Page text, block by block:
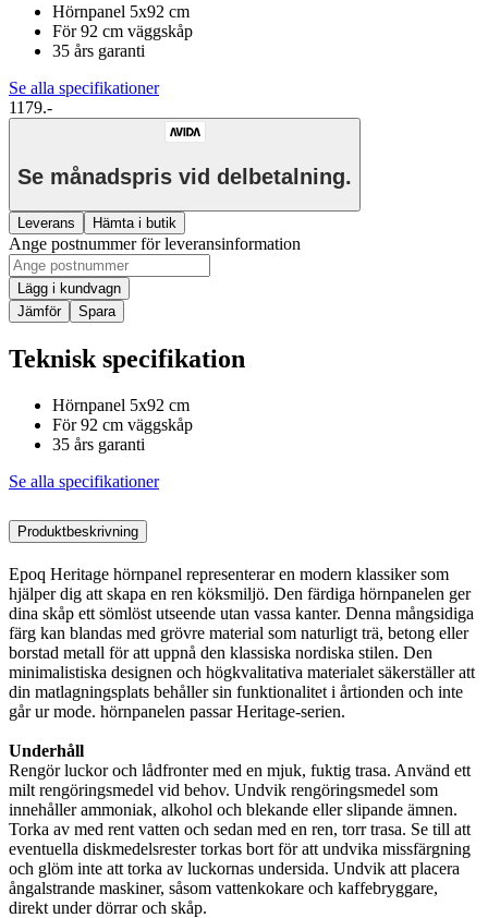
Hörnpanel 5x92 cm
För 92 cm väggskåp
35 års garanti
Se alla specifikationer
1179.-
Se månadspris vid delbetalning.
Leverans Hämta i butik
Ange postnummer för leveransinformation
Lägg i kundvagn
Jämför
Spara
Teknisk specifikation
Hörnpanel 5x92 cm
För 92 cm väggskåp
35 års garanti
Se alla specifikationer
Produktbeskrivning
Epoq Heritage hörnpanel representerar en modern klassiker som
hjälper dig att skapa en ren köksmiljö. Den färdiga hörnpanelen ger
dina skåp ett sömlöst utseende utan vassa kanter. Denna mångsidiga
färg kan blandas med grövre material som naturligt trä, betong eller
borstad metall för att uppnå den klassiska nordiska stilen. Den
minimalistiska designen och högkvalitativa materialet säkerställer att
din matlagningsplats behåller sin funktionalitet i årtionden och inte
går ur mode. hörnpanelen passar Heritage-serien.
Underhåll
Rengör luckor och lådfronter med en mjuk, fuktig trasa. Använd ett
milt rengöringsmedel vid behov. Undvik rengöringsmedel som
innehåller ammoniak, alkohol och blekande eller slipande ämnen.
Torka av med rent vatten och sedan med en ren, torr trasa. Se till att
eventuella diskmedelsrester torkas bort för att undvika missfärgning
och glöm inte att torka av luckornas undersida. Undvik att placera
ångalstrande maskiner, såsom vattenkokare och kaffebryggare,
direkt under dörrar och skåp.